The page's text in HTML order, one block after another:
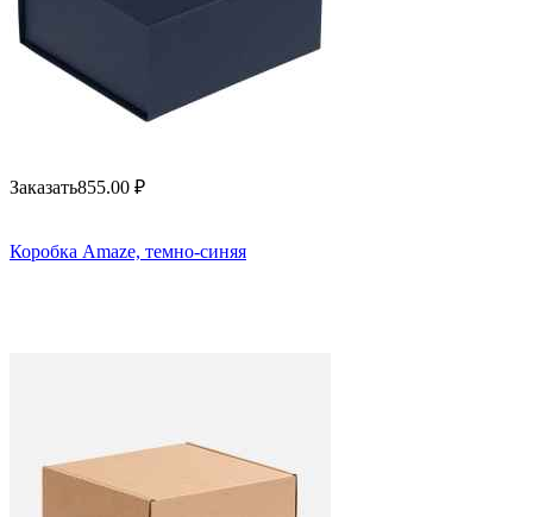
Заказать855.00 ₽
Коробка Amaze, темно-синяя